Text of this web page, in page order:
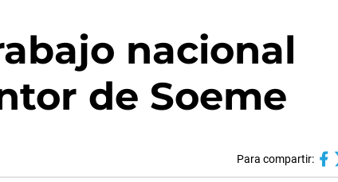
nacional
de Soeme
Para compartir: